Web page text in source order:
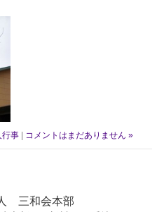
行事 コメントはまだありません »
三和会本部